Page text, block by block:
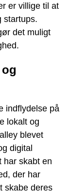
er villige til at
startups.
det muligt
indflydelse på
lokalt og
blevet
digital
har skabt en
der har
skabe deres